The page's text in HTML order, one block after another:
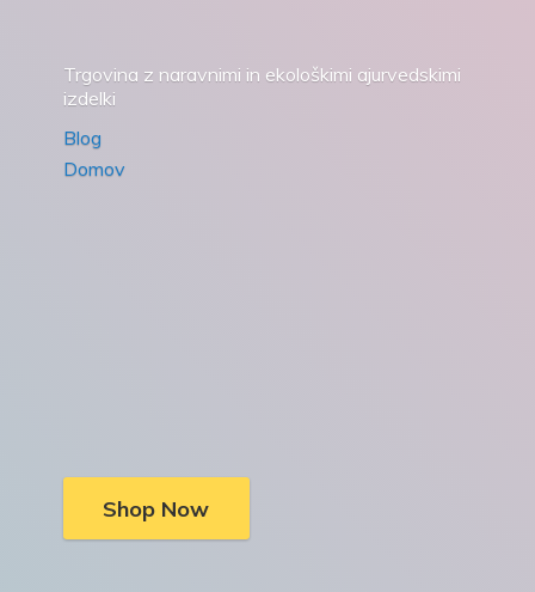
Trgovina z naravnimi in ekološkimi ajurvedskimi
izdelki
Blog
Domov
Shop Now